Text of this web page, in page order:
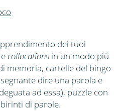
dei tuoi
collocations in un modo più
memoria, cartelle del bingo
dire una parola e
ad essa), puzzle con
di parole.